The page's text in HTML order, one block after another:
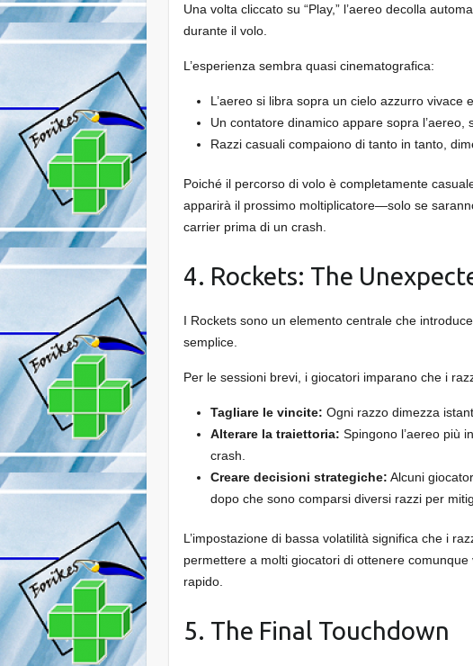
Una volta cliccato su “Play,” l’aereo decolla
durante il volo.
L’esperienza sembra quasi cinematografica:
L’aereo si libra sopra un cielo azzurro vivace
Un contatore dinamico appare sopra l’aereo,
Razzi casuali compaiono di tanto in tanto,
Poiché il percorso di volo è completamente
apparirà il prossimo moltiplicatore—solo se
carrier prima di un crash.
4. Rockets: The
I Rockets sono un elemento centrale che
semplice.
Per le sessioni brevi, i giocatori imparano che i
Tagliare le vincite: Ogni razzo dimezza
Alterare la traiettoria: Spingono l’aereo più
crash.
Creare decisioni strategiche: Alcuni
dopo che sono comparsi diversi razzi per
L’impostazione di bassa volatilità significa che i
permettere a molti giocatori di ottenere
rapido.
5. The Final Touchdown